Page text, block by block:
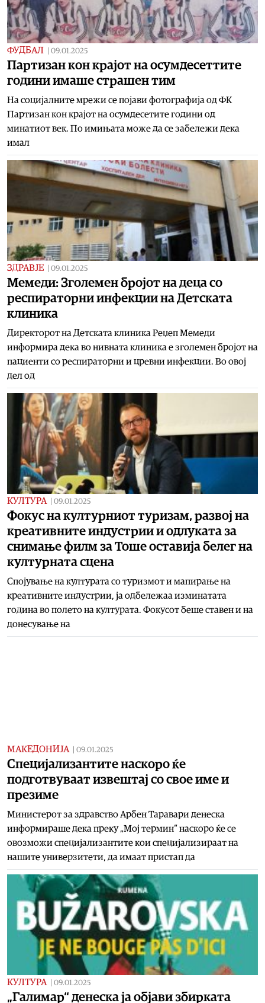
ФУДБАЛ 09.01.2025
Партизан кон крајот на осумдесеттите
години имаше страшен тим
На социјалните мрежи се појави фотографија од ФК
Партизан кон крајот на осумдесетите години од
минатиот век. По имињата може да се забележи дека
имал
ЗДРАВЈЕ 09.01.2025
Мемеди: Зголемен бројот на деца со
респираторни инфекции на Детската
клиника
Директорот на Детската клиника Реџеп Мемеди
информира дека во нивната клиника е зголемен бројот на
пациенти со респираторни и цревни инфекции. Во овој
дел од
КУЛТУРА 09.01.2025
Фокус на културниот туризам, развој на
креативните индустрии и одлуката за
снимање филм за Тоше оставија белег на
културната сцена
Спојување на културата со туризмот и мапирање на
креативните индустрии, ја одбележаа изминатата
година во полето на културата. Фокусот беше ставен и на
донесување на
МАКЕДОНИЈА 09.01.2025
Специјализантите наскоро ќе
подготвуваат извештај со свое име и
презиме
Министерот за здравство Арбен Таравари денеска
информираше дека преку „Мој термин“ наскоро ќе се
овозможи специјализантите кои специјализираат на
нашите универзитети, да имаат пристап да
КУЛТУРА 09.01.2025
„Галимар“ денеска ја објави збирката